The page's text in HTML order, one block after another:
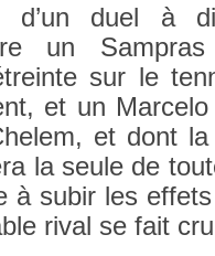
d’un duel à
un
sur le
et un
et dont
la seule de
à subir les
rival se fait